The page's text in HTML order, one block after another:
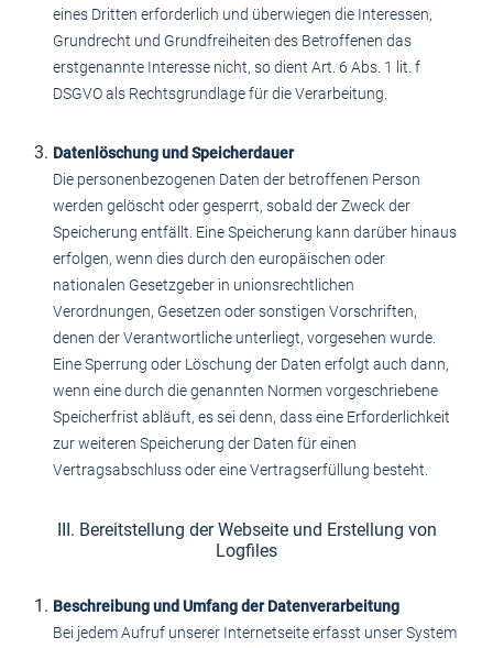
eines Dritten erforderlich und überwiegen die Interessen,
Grundrecht und Grundfreiheiten des Betroffenen das
erstgenannte Interesse nicht, so dient Art. 6 Abs. 1 lit. f
DSGVO als Rechtsgrundlage für die Verarbeitung.
Datenlöschung und Speicherdauer
Die personenbezogenen Daten der betroffenen Person
werden gelöscht oder gesperrt, sobald der Zweck der
Speicherung entfällt. Eine Speicherung kann darüber hinaus
erfolgen, wenn dies durch den europäischen oder
nationalen Gesetzgeber in unionsrechtlichen
Verordnungen, Gesetzen oder sonstigen Vorschriften,
denen der Verantwortliche unterliegt, vorgesehen wurde.
Eine Sperrung oder Löschung der Daten erfolgt auch dann,
wenn eine durch die genannten Normen vorgeschriebene
Speicherfrist abläuft, es sei denn, dass eine Erforderlichkeit
zur weiteren Speicherung der Daten für einen
Vertragsabschluss oder eine Vertragserfüllung besteht.
III. Bereitstellung der Webseite und Erstellung von
Logfiles
Beschreibung und Umfang der Datenverarbeitung
Bei jedem Aufruf unserer Internetseite erfasst unser System